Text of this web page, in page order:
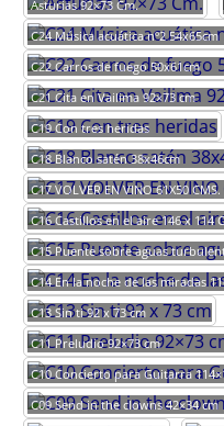
Asturias 92×73 Cm.
C24 Música acuática nº2 54x65cm
C22 Carros de fuego 50x61cm
C21 Cita en Vailima 92×73 cm
C19 Con tres heridas
C18 Blanco satén 38x46cm
C17 VOLVER EN VINO 61X50 CMS.
C16 Castillos en el aire 146 x 114
C15 Puente sobre aguas
C14 En la noche de las miradas
C13 Sin ti 92 x 73 cm
C11 Preludio 92×73 cm
C10 Concierto para Guitarra
C09 Send in the clowns 42×34 cm